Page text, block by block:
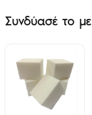
Συνδύασέ το με